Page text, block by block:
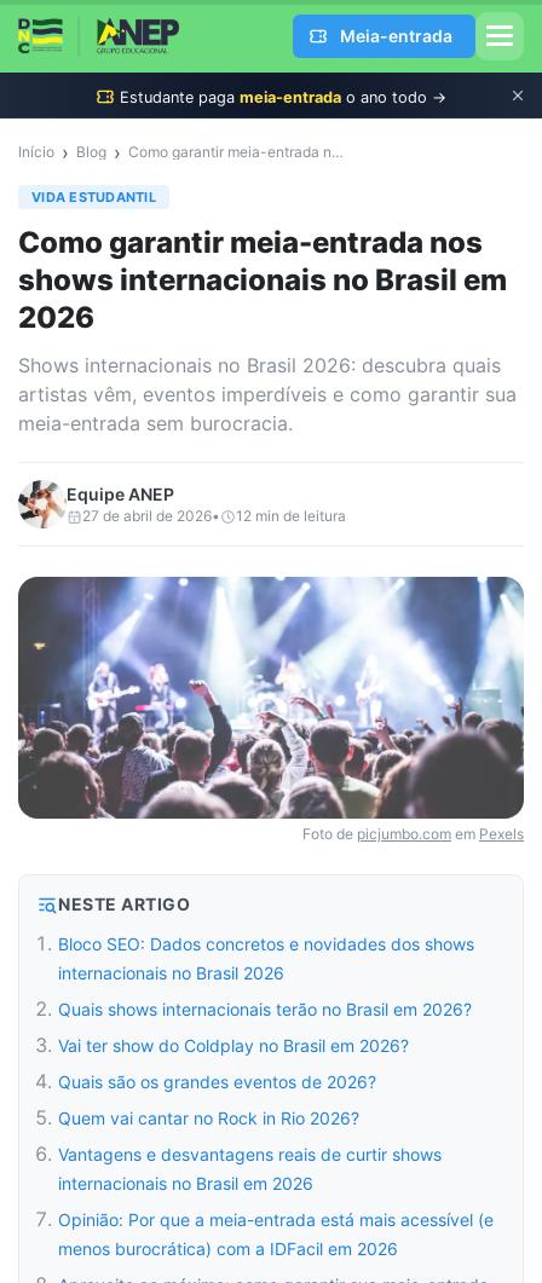
Meia-entrada
Estudante paga meia-entrada o ano todo →
Início › Blog › Como garantir meia-entrada nos shows internacionais no Brasil em 2026
VIDA ESTUDANTIL
Como garantir meia-entrada nos
shows internacionais no Brasil em
2026
Shows internacionais no Brasil 2026: descubra quais
artistas vêm, eventos imperdíveis e como garantir sua
meia-entrada sem burocracia.
EquipeANEP
27 de abril de 2026• 12 min de leitura
Foto de picjumbo.com em Pexels
NESTE ARTIGO
Bloco SEO: Dados concretos e novidades dos shows
internacionais no Brasil 2026
Quais shows internacionais terão no Brasil em 2026?
Vai ter show do Coldplay no Brasil em 2026?
Quais são os grandes eventos de 2026?
Quem vai cantar no Rock in Rio 2026?
Vantagens e desvantagens reais de curtir shows
internacionais no Brasil em 2026
Opinião: Por que a meia-entrada está mais acessível (e
menos burocrática) com a IDFacil em 2026